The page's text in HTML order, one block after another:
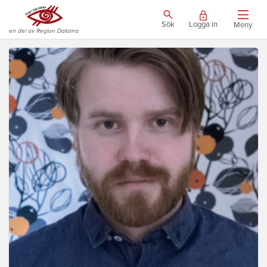
en del av Region Dalarna
Sök Logga in Meny